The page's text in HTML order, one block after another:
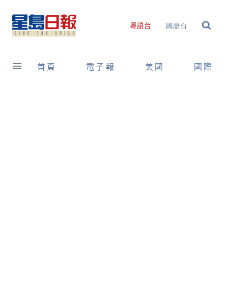
content
粵語台 國語台
首頁 電子報 美國 國際